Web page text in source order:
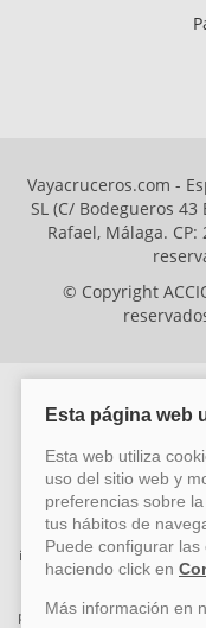
Vayacruceros.com -
SL (C/ Bodegueros 43
Rafael, Málaga.
© Copyright
ACCION VIAJES SL ha
Regional (FEDER), cuyo
mediante el impulso
investigación de calidad y
esta financiación, la
promoviendo la innovación